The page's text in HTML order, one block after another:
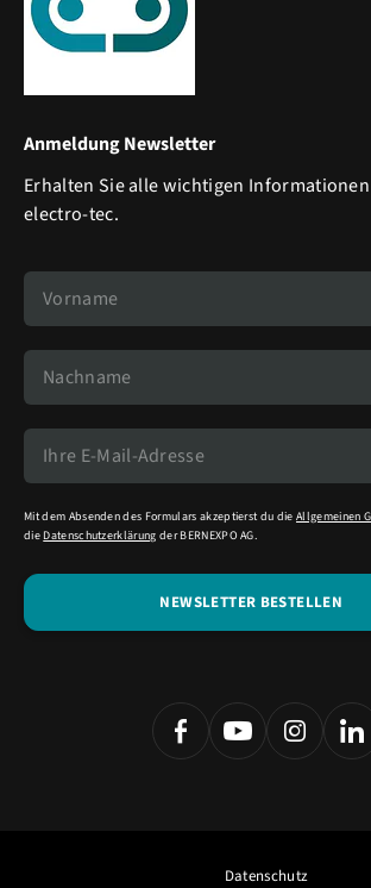
Anmeldung Newsletter
Erhalten Sie alle wichtigen
electro-tec.
Mit dem Absenden des Formulars akzeptierst du dieAllgemeinen
die Datenschutzerklärung der BERNEXPO AG.
Datenschutz